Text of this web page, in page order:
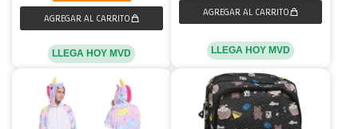
LLEGA HOY MVD LLEGA HOY MVD